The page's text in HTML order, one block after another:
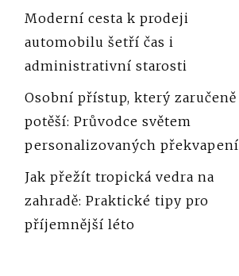
Moderní cesta k prodeji
automobilu šetří čas i
administrativní starosti
Osobní přístup, který zaručeně
potěší: Průvodce světem
personalizovaných překvapení
Jak přežít tropická vedra na
zahradě: Praktické tipy pro
příjemnější léto